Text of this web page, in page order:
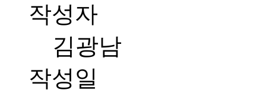
작성자
김광남
작성일